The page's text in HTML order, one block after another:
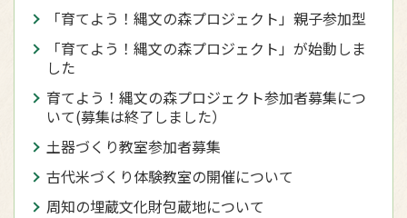
「育てよう！縄文の森プロジェクト」親子参加型
「育てよう！縄文の森プロジェクト」が始動しま
した
育てよう！縄文の森プロジェクト参加者募集につ
いて(募集は終了しました）
土器づくり教室参加者募集
古代米づくり体験教室の開催について
周知の埋蔵文化財包蔵地について